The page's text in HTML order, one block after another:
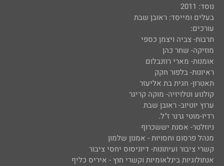
נוסד: 2011
בעלים ומייסד: ראובן שבת
עורכים:
תרבות- צביה ויצמן כספי
מוזיקה- שחר כהן
אומנות- מארי רוזנבלום
ראיונות- בלפור חקק
תאטרון- חגית בת אליעזר
קולנוע וטלויזיה- מוקה קריגר
ערוץ יוטיוב- ראובן שבת
רדיו-מוטי גרנר ז"ל.
ניוזלטר- אסנת יששכרוף
מנהל פרסום וחסויות - אמנון שלמון
קשרי ציבור ועיתונות- דיוניסוס יחסי ציבור
אנתולוגיות בינלאומיות וקשרי חוץ - איריס כליף